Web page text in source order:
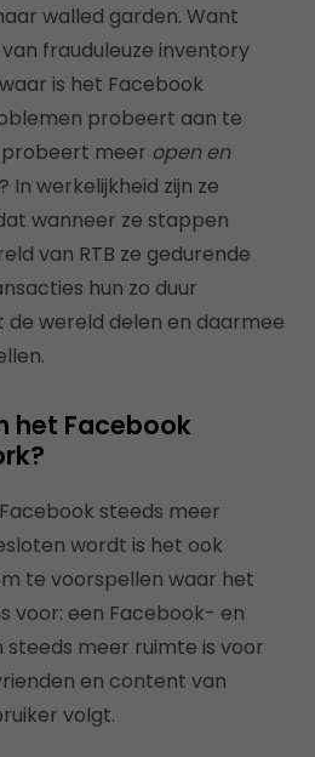
walled garden. Want
frauduleuze inventory
is het Facebook
probeert aan te
meer open en
werkelijkheid zijn ze
wanneer ze stappen
van RTB ze gedurende
hun zo duur
wereld delen en daarmee
het Facebook
steeds meer
wordt is het ook
te voorspellen waar het
voor: een Facebook- en
meer ruimte is voor
en content van
volgt.